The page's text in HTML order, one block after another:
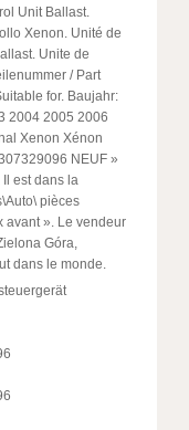
Unit Ballast.
Xenon. Unité de
Unite de
/ Part
for. Baujahr:
2004 2005 2006
Xenon Xénon
NEUF »
est dans la
pièces
avant ». Le vendeur
Góra,
dans le monde.